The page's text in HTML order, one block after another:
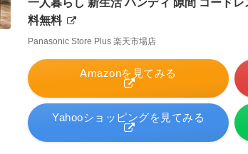
料無料
Panasonic Store Plus 楽天市場店
Amazonを見てみる
Yahooショッピングを見てみる